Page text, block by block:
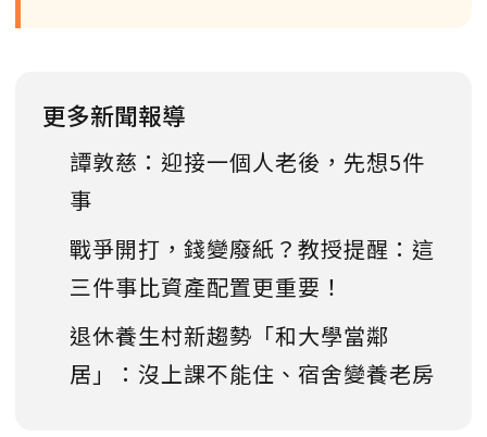
更多新聞報導
譚敦慈：迎接一個人老後，先想5件
事
戰爭開打，錢變廢紙？教授提醒：這
三件事比資產配置更重要！
退休養生村新趨勢「和大學當鄰
居」：沒上課不能住、宿舍變養老房